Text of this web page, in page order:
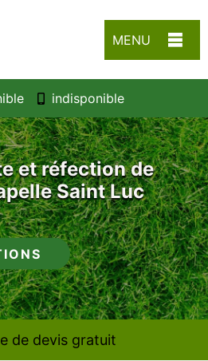
MENU
indisponible
et réfection de
Saint Luc
de devis gratuit